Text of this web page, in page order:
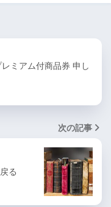
ミアム付商品券 申し
次の記事
る